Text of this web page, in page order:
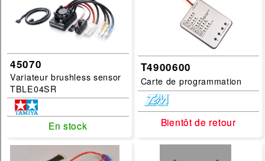
45070
Variateur brushless sensor
TBLE04SR
En stock
En stock
T4900600
Carte de programmation
Bientôt de retour
Bientôt de retour